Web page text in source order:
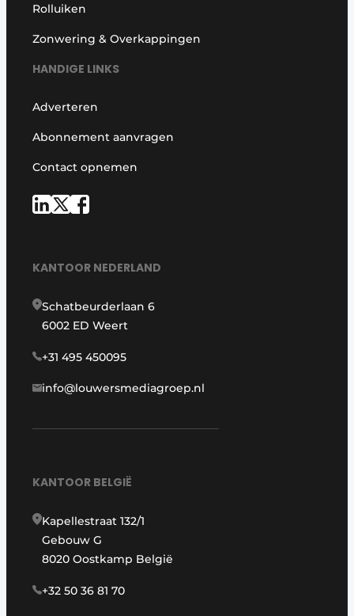
Rolluiken
Zonwering & Overkappingen
HANDIGE LINKS
Adverteren
Abonnement aanvragen
Contact opnemen
KANTOOR NEDERLAND
Schatbeurderlaan 6
6002 ED Weert
+31 495 450095
info@louwersmediagroep.nl
KANTOOR BELGIË
Kapellestraat 132/1
Gebouw G
8020 Oostkamp België
+32 50 36 81 70